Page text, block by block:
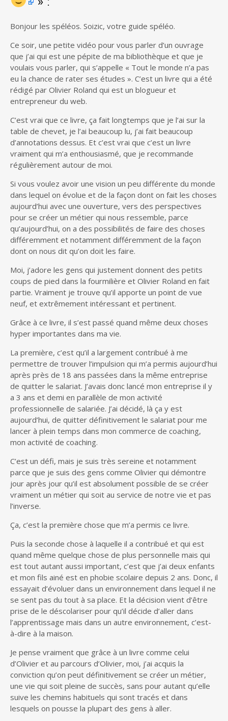
Bonjour les spéléos. Soizic, votre guide spéléo.
Ce soir, une petite vidéo pour vous parler d’un ouvrage
que j’ai qui est une pépite de ma bibliothèque et que je
voulais vous parler, qui s’appelle « Tout le monde n’a pas
eu la chance de rater ses études ». C’est un livre qui a été
rédigé par Olivier Roland qui est un blogueur et
entrepreneur du web.
C’est vrai que ce livre, ça fait longtemps que je l’ai sur la
table de chevet, je l’ai beaucoup lu, j’ai fait beaucoup
d’annotations dessus. Et c’est vrai que c’est un livre
vraiment qui m’a enthousiasmé, que je recommande
régulièrement autour de moi.
Si vous voulez avoir une vision un peu différente du monde
dans lequel on évolue et de la façon dont on fait les choses
aujourd’hui avec une ouverture, vers des perspectives
pour se créer un métier qui nous ressemble, parce
qu’aujourd’hui, on a des possibilités de faire des choses
différemment et notamment différemment de la façon
dont on nous dit qu’on doit les faire.
Moi, j’adore les gens qui justement donnent des petits
coups de pied dans la fourmilière et Olivier Roland en fait
partie. Vraiment je trouve qu’il apporte un point de vue
neuf, et extrêmement intéressant et pertinent.
Grâce à ce livre, il s’est passé quand même deux choses
hyper importantes dans ma vie.
La première, c’est qu’il a largement contribué à me
permettre de trouver l’impulsion qui m’a permis aujourd’hui
après près de 18 ans passées dans la même entreprise
de quitter le salariat. J’avais donc lancé mon entreprise il y
a 3 ans et demi en parallèle de mon activité
professionnelle de salariée. J’ai décidé, là ça y est
aujourd’hui, de quitter définitivement le salariat pour me
lancer à plein temps dans mon commerce de coaching,
mon activité de coaching.
C’est un défi, mais je suis très sereine et notamment
parce que je suis des gens comme Olivier qui démontre
jour après jour qu’il est absolument possible de se créer
vraiment un métier qui soit au service de notre vie et pas
l’inverse.
Ça, c’est la première chose que m’a permis ce livre.
Puis la seconde chose à laquelle il a contribué et qui est
quand même quelque chose de plus personnelle mais qui
est tout autant aussi important, c’est que j’ai deux enfants
et mon fils ainé est en phobie scolaire depuis 2 ans. Donc, il
essayait d’évoluer dans un environnement dans lequel il ne
se sent pas du tout à sa place. Et la décision vient d’être
prise de le déscolariser pour qu’il décide d’aller dans
l’apprentissage mais dans un autre environnement, c’est-
à-dire à la maison.
Je pense vraiment que grâce à un livre comme celui
d’Olivier et au parcours d’Olivier, moi, j’ai acquis la
conviction qu’on peut définitivement se créer un métier,
une vie qui soit pleine de succès, sans pour autant qu’elle
suive les chemins habituels qui sont tracés et dans
lesquels on pousse la plupart des gens à aller.